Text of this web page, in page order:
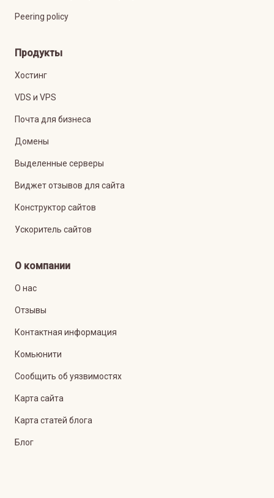
Peering policy
Продукты
Хостинг
VDS и VPS
Почта для бизнеса
Домены
Выделенные серверы
Виджет отзывов для сайта
Конструктор сайтов
Ускоритель сайтов
О компании
О нас
Отзывы
Контактная информация
Комьюнити
Сообщить об уязвимостях
Карта сайта
Карта статей блога
Блог